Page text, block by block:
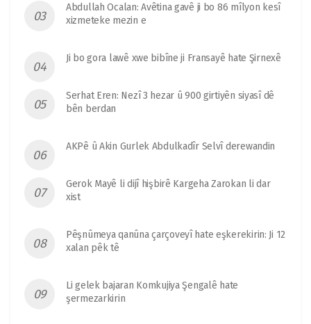
Abdullah Ocalan: Avêtina gavê ji bo 86 mîlyon kesî
xizmeteke mezin e
Ji bo gora lawê xwe bibîne ji Fransayê hate Şirnexê
Serhat Eren: Nezî 3 hezar û 900 girtiyên siyasî dê
bên berdan
AKPê û Akin Gurlek Abdulkadîr Selvî derewandin
Gerok Mayê li dijî hişbirê Kargeha Zarokan li dar
xist
Pêşnûmeya qanûna çarçoveyî hate eşkerekirin: Ji 12
xalan pêk tê
Li gelek bajaran Komkujiya Şengalê hate
şermezarkirin